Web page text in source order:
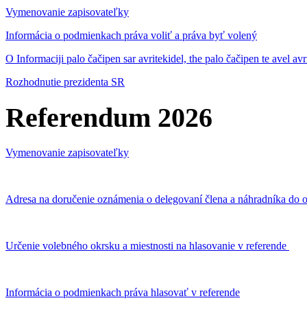
Vymenovanie zapisovateľky
Informácia o podmienkach práva voliť a práva byť volený
O Informaciji palo čačipen sar avritekidel, the palo čačipen te avel
Rozhodnutie prezidenta SR
Referendum 2026
Vymenovanie zapisovateľky
Adresa na doručenie oznámenia o delegovaní člena a náhradníka
Určenie volebného okrsku a miestnosti na hlasovanie v referende
Informácia o podmienkach práva hlasovať v referende